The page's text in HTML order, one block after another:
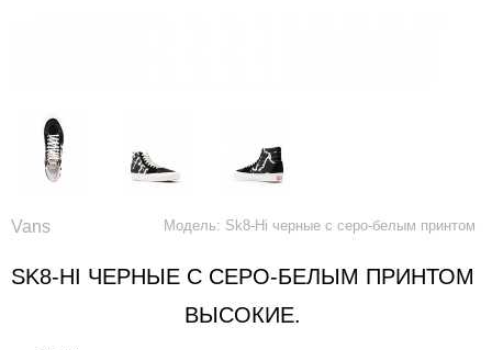
Vans Модель: Sk8-Hi черные с серо-белым принтом
SK8-HI ЧЕРНЫЕ С СЕРО-БЕЛЫМ ПРИНТОМ
ВЫСОКИЕ.